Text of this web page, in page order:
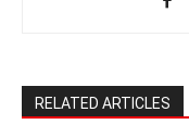
RELATED ARTICLES